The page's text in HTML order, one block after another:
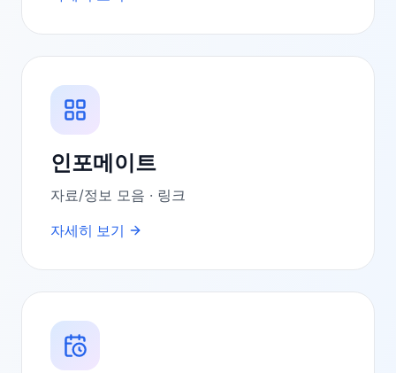
인포메이트
자료/정보 모음 · 링크
자세히 보기